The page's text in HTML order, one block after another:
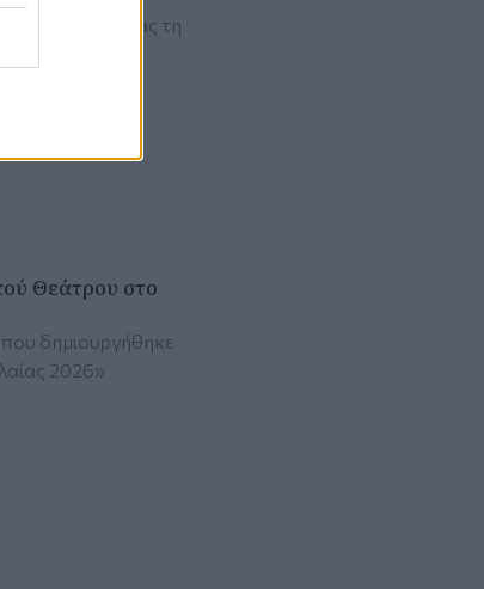
συνεχίζοντας τη
Θεάτρου στο
δημιουργήθηκε
2026»